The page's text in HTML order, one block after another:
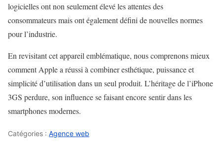
logicielles ont non seulement élevé les attentes des
consommateurs mais ont également défini de nouvelles normes
pour l’industrie.
En revisitant cet appareil emblématique, nous comprenons mieux
comment Apple a réussi à combiner esthétique, puissance et
simplicité d’utilisation dans un seul produit. L’héritage de l’iPhone
3GS perdure, son influence se faisant encore sentir dans les
smartphones modernes.
Catégories : Agence web